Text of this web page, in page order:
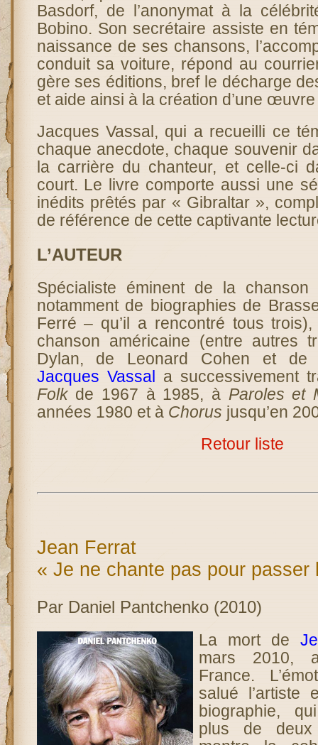
Basdorf, de l’anonymat à la
Bobino. Son secrétaire assiste en
naissance de ses chansons,
conduit sa voiture, répond au
gère ses éditions, bref le décharge
et aide ainsi à la création d’une
Jacques Vassal, qui a recueilli ce
chaque anecdote, chaque souvenir
la carrière du chanteur, et celle-ci
court. Le livre comporte aussi une
inédits prêtés par « Gibraltar »,
de référence de cette captivante
L’AUTEUR
Spécialiste éminent de la chanson
notamment de biographies de
Ferré – qu’il a rencontré tous
chanson américaine (entre autres
Dylan, de Leonard Cohen et de
Jacques Vassal a successivement
Folkde 1967 à 1985, à Paroles et
années 1980 et à Chorus jusqu’en
Retour liste
Jean Ferrat
« Je ne chante pas pour passer
Par Daniel Pantchenko (2010)
La mort de
mars 2010,
France.
salué l’artiste
biographie,
plus de